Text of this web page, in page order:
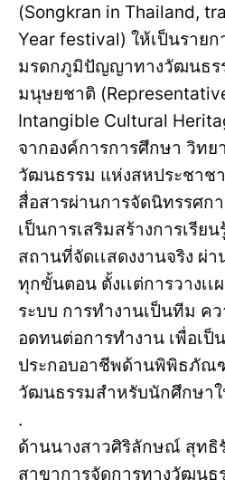
(Songkran in Thailand,
Year festival) ให้เป็นราย
มรดกภูมิปัญญาทางวัฒนธร
มนุษยชาติ
Intangible Cultural
จากองค์การการศึกษา วิทย
วัฒนธรรม แห่งสหประชาชา
สื่อสารผ่านการจัดนิทรรศก
เป็นการเสริมสร้างการเรีย
สถานที่จัดเเสดงงานจริง ผ่
ทุกขั้นตอน ตั้งเเต่การวางเ
ระบบ การทำงานเป็นทีม ค
อดทนต่อการทำงาน เพื่อเป็
ประกอบอาชีพด้านพิพิธภัณ
วัฒนธรรมสำหรับนักศึกษา
.
ด้านนางสาวศิริลักษณ์ สุท
สาขาการจัดการทางวัฒนธ